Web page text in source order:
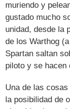
muriendo y
gustado mucho
unidad, desde la
de los Warthog
Spartan saltan
piloto y se hacen
Una de las
la posibilidad de